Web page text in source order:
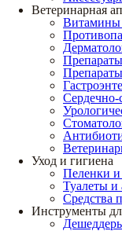
Ветеринарная
Витамины
Сердечно-
Уход и гигиена
Пеленки и
Туалеты и
Средства
Инструменты